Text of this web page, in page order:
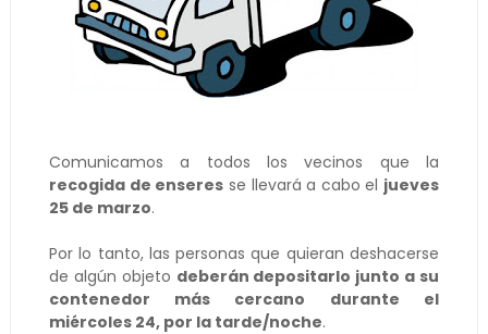
Comunicamos a todos los vecinos que la
recogida de enseres se llevará a cabo el jueves
25 de marzo.
Por lo tanto, las personas que quieran deshacerse
de algún objeto deberán depositarlo junto a su
contenedor más cercano
durante el
miércoles 24, por la tarde/noche.